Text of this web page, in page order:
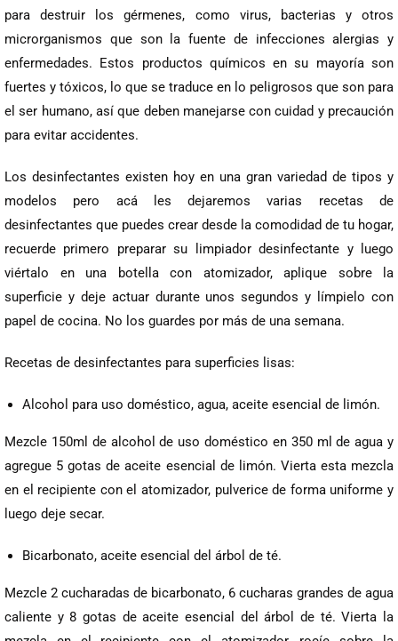
para destruir los gérmenes, como virus, bacterias y otros
microrganismos que son la fuente de infecciones alergias y
enfermedades. Estos productos químicos en su mayoría son
fuertes y tóxicos, lo que se traduce en lo peligrosos que son para
el ser humano, así que deben manejarse con cuidad y precaución
para evitar accidentes.
Los desinfectantes existen hoy en una gran variedad de tipos y
modelos pero acá les dejaremos varias recetas de
desinfectantes que puedes crear desde la comodidad de tu hogar,
recuerde primero preparar su limpiador desinfectante y luego
viértalo en una botella con atomizador, aplique sobre la
superficie y deje actuar durante unos segundos y límpielo con
papel de cocina. No los guardes por más de una semana.
Recetas de desinfectantes para superficies lisas:
Alcohol para uso doméstico, agua, aceite esencial de limón.
Mezcle 150ml de alcohol de uso doméstico en 350 ml de agua y
agregue 5 gotas de aceite esencial de limón. Vierta esta mezcla
en el recipiente con el atomizador, pulverice de forma uniforme y
luego deje secar.
Bicarbonato, aceite esencial del árbol de té.
Mezcle 2 cucharadas de bicarbonato, 6 cucharas grandes de agua
caliente y 8 gotas de aceite esencial del árbol de té. Vierta la